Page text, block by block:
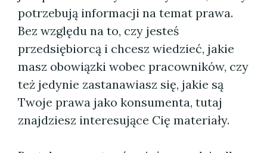
potrzebują informacji na temat prawa.
Bez względu na to, czy jesteś
przedsiębiorcą i chcesz wiedzieć, jakie
masz obowiązki wobec pracowników, czy
też jedynie zastanawiasz się, jakie są
Twoje prawa jako konsumenta, tutaj
znajdziesz interesujące Cię materiały.